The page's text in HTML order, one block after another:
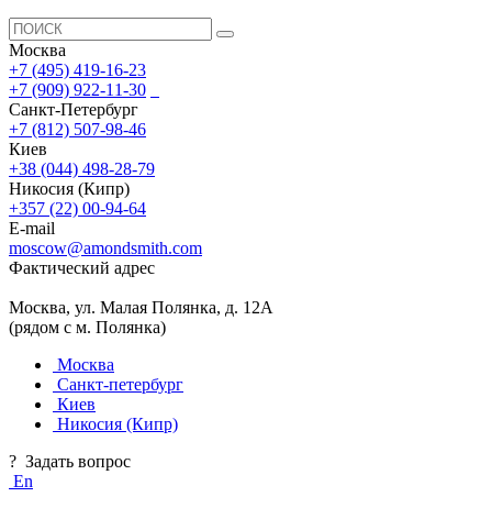
Москва
+7 (495) 419-16-23
+7 (909) 922-11-30
Санкт-Петербург
+7 (812) 507-98-46
Киев
+38 (044) 498-28-79
Никосия (Кипр)
+357 (22) 00-94-64
E-mail
moscow@amondsmith.com
Фактический адрес
Москва, ул. Малая Полянка, д. 12А
(рядом с м. Полянка)
Москва
Санкт-петербург
Киев
Никосия (Кипр)
? Задать вопрос
En